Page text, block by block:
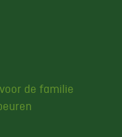
de familie